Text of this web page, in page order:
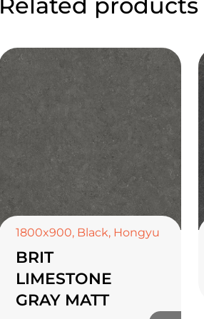
1800x900, Black, Hongyu
BRIT
LIMESTONE
GRAY MATT